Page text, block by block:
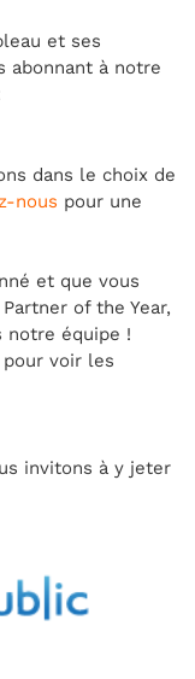
et ses
abonnant à notre
dans le choix de
nous pour une
et que vous
of the Year,
notre équipe !
pour voir les
invitons à y jeter